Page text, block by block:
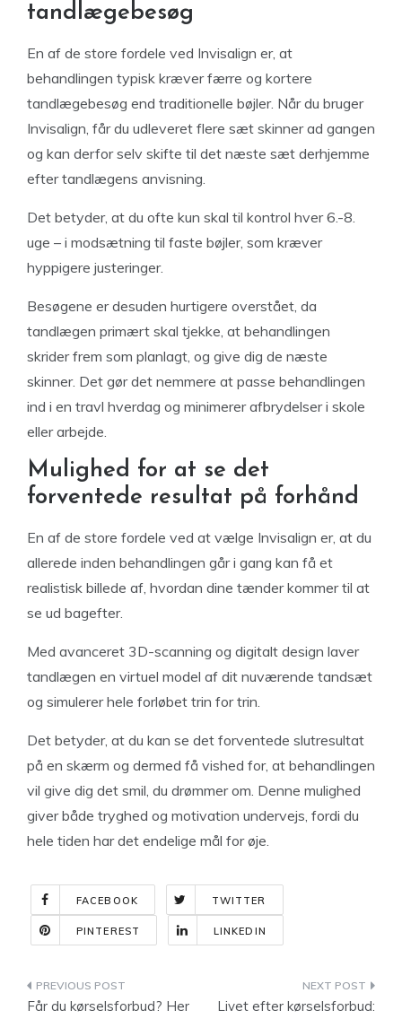
tandlægebesøg
En af de store fordele ved Invisalign er, at
behandlingen typisk kræver færre og kortere
tandlægebesøg end traditionelle bøjler. Når du bruger
Invisalign, får du udleveret flere sæt skinner ad gangen
og kan derfor selv skifte til det næste sæt derhjemme
efter tandlægens anvisning.
Det betyder, at du ofte kun skal til kontrol hver 6.-8.
uge – i modsætning til faste bøjler, som kræver
hyppigere justeringer.
Besøgene er desuden hurtigere overstået, da
tandlægen primært skal tjekke, at behandlingen
skrider frem som planlagt, og give dig de næste
skinner. Det gør det nemmere at passe behandlingen
ind i en travl hverdag og minimerer afbrydelser i skole
eller arbejde.
Mulighed for at se det
forventede resultat på forhånd
En af de store fordele ved at vælge Invisalign er, at du
allerede inden behandlingen går i gang kan få et
realistisk billede af, hvordan dine tænder kommer til at
se ud bagefter.
Med avanceret 3D-scanning og digitalt design laver
tandlægen en virtuel model af dit nuværende tandsæt
og simulerer hele forløbet trin for trin.
Det betyder, at du kan se det forventede slutresultat
på en skærm og dermed få vished for, at behandlingen
vil give dig det smil, du drømmer om. Denne mulighed
giver både tryghed og motivation undervejs, fordi du
hele tiden har det endelige mål for øje.
FACEBOOK TWITTER
PINTEREST LINKEDIN
Indlægsnavigation
Får du kørselsforbud? Her
Livet efter kørselsforbud: